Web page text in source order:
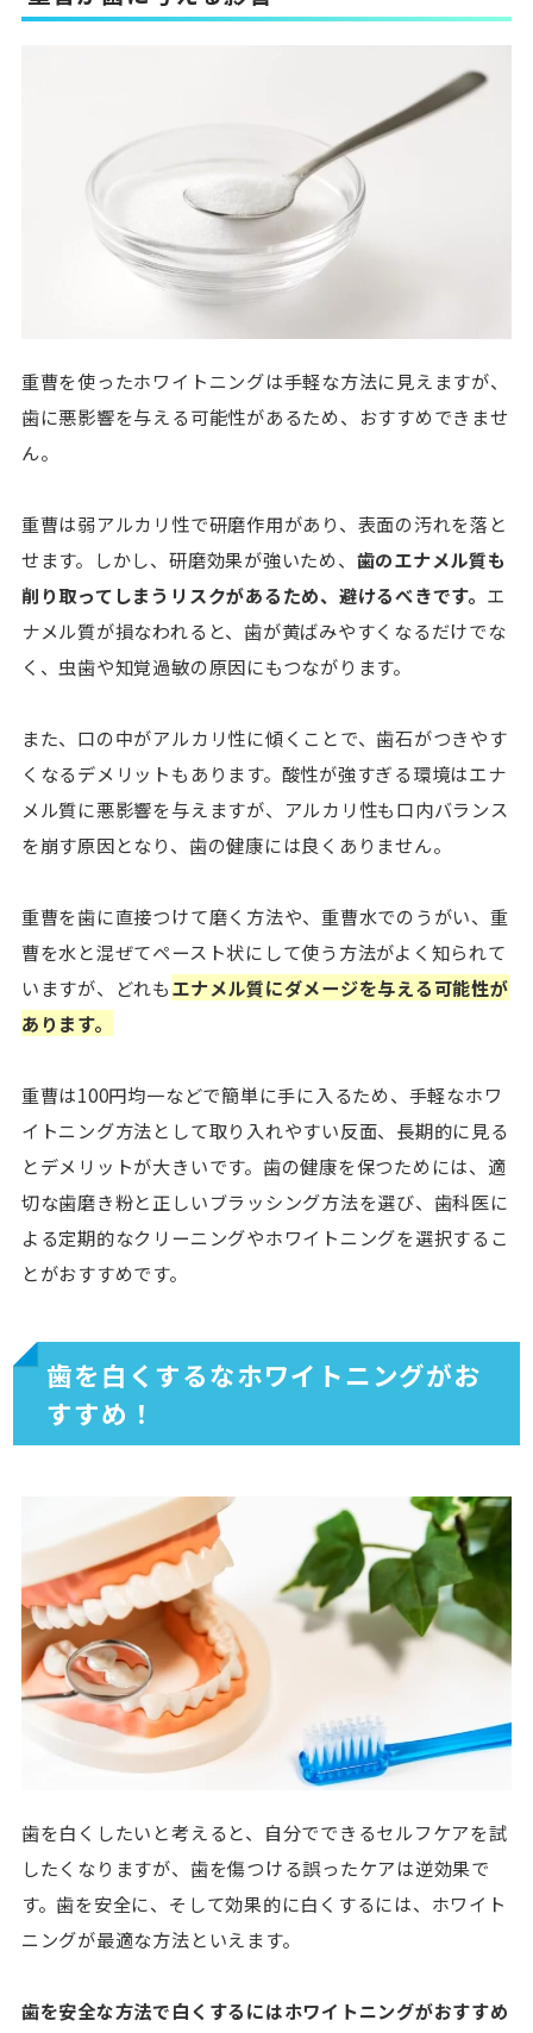
重曹を使ったホワイトニングは手軽な方法に見えますが、
歯に悪影響を与える可能性があるため、おすすめできませ
ん。
重曹は弱アルカリ性で研磨作用があり、表面の汚れを落と
せます。しかし、研磨効果が強いため、 歯のエナメル質も
削り取ってしまうリスクがあるため、避けるべきです。 エ
ナメル質が損なわれると、歯が黄ばみやすくなるだけでな
く、虫歯や知覚過敏の原因にもつながります。
また、口の中がアルカリ性に傾くことで、歯石がつきやす
くなるデメリットもあります。酸性が強すぎる環境はエナ
メル質に悪影響を与えますが、アルカリ性も口内バランス
を崩す原因となり、歯の健康には良くありません。
重曹を歯に直接つけて磨く方法や、重曹水でのうがい、重
曹を水と混ぜてペースト状にして使う方法がよく知られて
いますが、どれもエナメル質にダメージを与える可能性が
あります。
重曹は100円均一などで簡単に手に入るため、手軽なホワ
イトニング方法として取り入れやすい反面、長期的に見る
とデメリットが大きいです。歯の健康を保つためには、適
切な歯磨き粉と正しいブラッシング方法を選び、歯科医に
よる定期的なクリーニングやホワイトニングを選択するこ
とがおすすめです。
歯を白くするなホワイトニングがお
すすめ！
歯を白くしたいと考えると、自分でできるセルフケアを試
したくなりますが、歯を傷つける誤ったケアは逆効果で
す。歯を安全に、そして効果的に白くするには、ホワイト
ニングが最適な方法といえます。
歯を安全な方法で白くするにはホワイトニングがおすすめ